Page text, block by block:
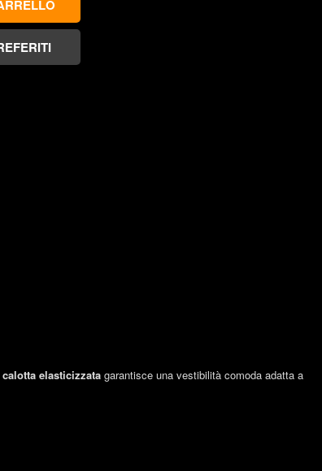
calotta elasticizzata garantisce una vestibilità comoda adatta a